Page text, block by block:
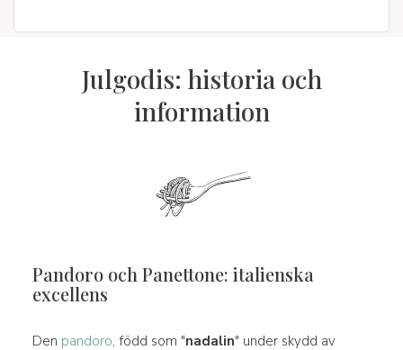
Julgodis: historia och
information
Pandoro och Panettone: italienska
excellens
Den pandoro, född som "nadalin" under skydd av